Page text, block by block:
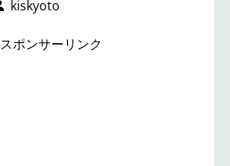
kiskyoto
スポンサーリンク